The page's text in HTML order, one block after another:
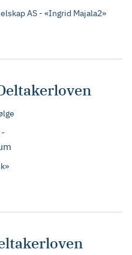
AS - «Ingrid Majala2»